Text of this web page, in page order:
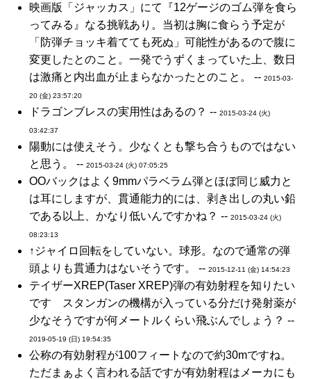
映画版「ジャッカス」にて『12ゲージのゴム弾を食ら
ってみる』なる挑戦あり。当初は胸に食らう予定が
「防弾チョッキ着てても死ぬ」可能性があるので腹に
変更したとのこと。一発でうずくまっていた上、数日
は激痛と内出血が止まらなかったとのこと。 -- 2015-03-
20 (金) 23:57:20
ドラゴンブレスの実用性はあるの？ -- 2015-03-24 (火)
03:42:37
陽動には使えそう。少なくとも撃ち合うものではない
と思う。 -- 2015-03-24 (火) 07:05:25
OOバックはよく9mmパラベラム弾とほぼ同じ威力と
は耳にしますが、貫通能力的には、剥き出しの丸い鉛
である以上、かなり低いんですかね？ -- 2015-03-24 (火)
08:23:13
↑ジャイロ回転をしていない。球形。なので通常の弾
頭よりも貫通力はないそうです。 -- 2015-12-11 (金) 14:54:23
テイザーXREP(Taser XREP)弾の有効射程を知りたい
です スタンガンの機構が入っている分だけ発射薬が
少なそうですが何メートルくらい飛ぶんでしょう？ --
2019-05-19 (日) 19:54:35
公称の有効射程が100フィートなので約30mですね。
ただまぁよく言われる話ですが有効射程はメーカにも